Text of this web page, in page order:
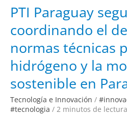
PTI Paraguay
coordinando el
normas técnicas
hidrógeno y la
sostenible en
Tecnología e Innovación /
#tecnologia / 2 minutos de lectura
PTI
Paraguay
seguirá
coordinando
el
de
normas
técnicas
para
el
hidrógeno
y
la
movilidad
sostenible
en